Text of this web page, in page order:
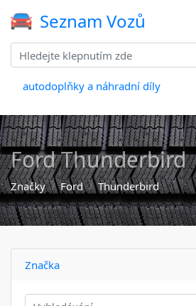
Seznam Vozů
autodoplňky a náhradní díly
Ford Thunderbird
Značky Ford Thunderbird
Značka